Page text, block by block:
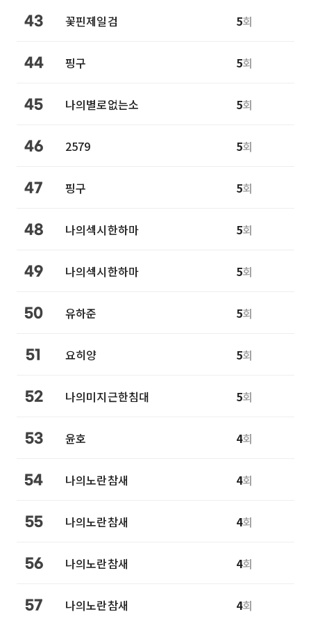
43 꽃핀제일검 5회
44 핑구 5회
45 나의별로없는소 5회
46 2579 5회
47 핑구 5회
48 나의섹시한하마 5회
49 나의섹시한하마 5회
50 유하준 5회
51 요히양 5회
52 나의미지근한침대 5회
53 윤호 4회
54 나의노란참새 4회
55 나의노란참새 4회
56 나의노란참새 4회
57 나의노란참새 4회